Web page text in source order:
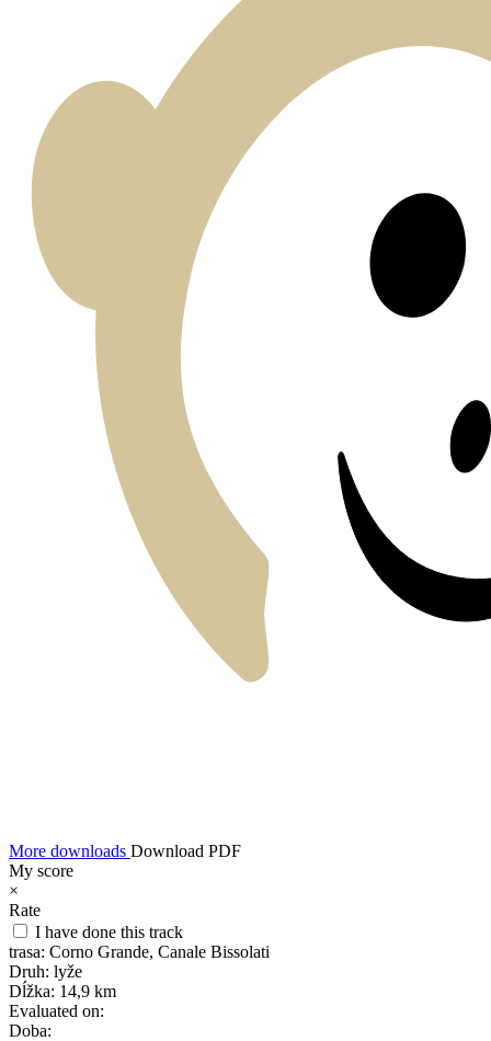
More downloads Download PDF
My score
×
Rate
I have done this track
trasa: Corno Grande, Canale Bissolati
Druh: lyže
Dĺžka: 14,9 km
Evaluated on:
Doba: